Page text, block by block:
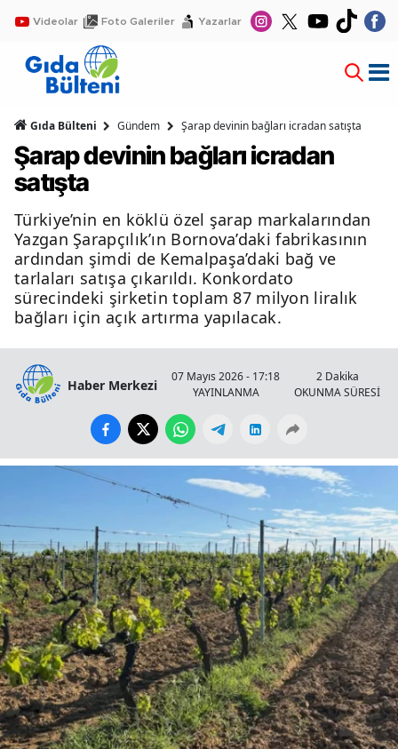
Videolar Foto Galeriler Yazarlar
Gıda Bülteni Gündem Şarap devinin bağları icradan satışta
Şarap devinin bağları icradan
satışta
Türkiye’nin en köklü özel şarap markalarından
Yazgan Şarapçılık’ın Bornova’daki fabrikasının
ardından şimdi de Kemalpaşa’daki bağ ve
tarlaları satışa çıkarıldı. Konkordato
sürecindeki şirketin toplam 87 milyon liralık
bağları için açık artırma yapılacak.
Haber Merkezi
07 Mayıs 2026 - 17:18
YAYINLANMA
2 Dakika
OKUNMA SÜRESİ